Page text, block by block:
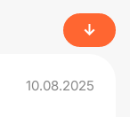
10.08.2025